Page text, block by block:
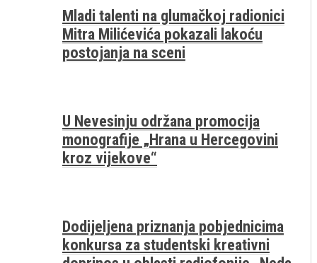
Mladi talenti na glumačkoj radionici
Mitra Milićevića pokazali lakoću
postojanja na sceni
U Nevesinju održana promocija
monografije „Hrana u Hercegovini
kroz vijekove“
Dodijeljena priznanja pobjednicima
konkursa za studentski kreativni